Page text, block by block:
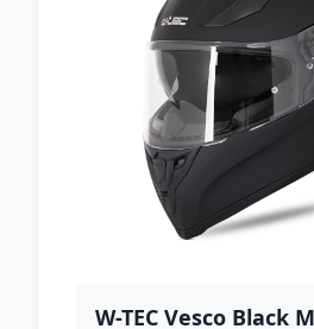
W-TEC Vesco Black